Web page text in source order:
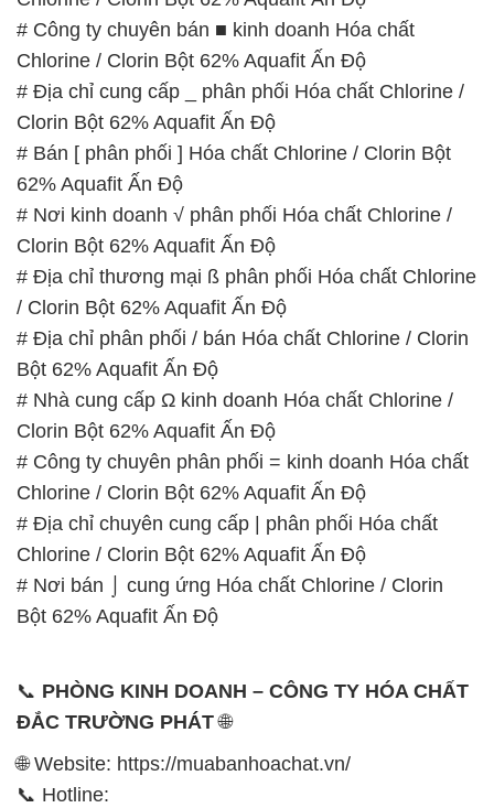
# Công ty chuyên bán ■ kinh doanh Hóa chất
Chlorine / Clorin Bột 62% Aquafit Ấn Độ
# Địa chỉ cung cấp _ phân phối Hóa chất Chlorine /
Clorin Bột 62% Aquafit Ấn Độ
# Bán [ phân phối ] Hóa chất Chlorine / Clorin Bột
62% Aquafit Ấn Độ
# Nơi kinh doanh √ phân phối Hóa chất Chlorine /
Clorin Bột 62% Aquafit Ấn Độ
# Địa chỉ thương mại ß phân phối Hóa chất Chlorine
/ Clorin Bột 62% Aquafit Ấn Độ
# Địa chỉ phân phối / bán Hóa chất Chlorine / Clorin
Bột 62% Aquafit Ấn Độ
# Nhà cung cấp Ω kinh doanh Hóa chất Chlorine /
Clorin Bột 62% Aquafit Ấn Độ
# Công ty chuyên phân phối = kinh doanh Hóa chất
Chlorine / Clorin Bột 62% Aquafit Ấn Độ
# Địa chỉ chuyên cung cấp | phân phối Hóa chất
Chlorine / Clorin Bột 62% Aquafit Ấn Độ
# Nơi bán ⌡ cung ứng Hóa chất Chlorine / Clorin
Bột 62% Aquafit Ấn Độ
📞 PHÒNG KINH DOANH – CÔNG TY HÓA CHẤT
ĐẮC TRƯỜNG PHÁT🌐
🌐 Website: https://muabanhoachat.vn/
📞 Hotline: